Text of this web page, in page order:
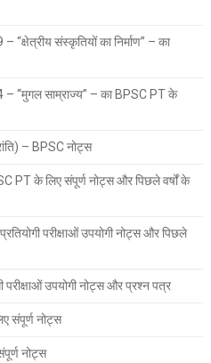
“क्षेत्रीय संस्कृतियों का निर्माण” – का
– “मुगल साम्राज्य” – का BPSC PT के
– BPSC नोट्स
PT के लिए संपूर्ण नोट्स और पिछले वर्षों के
परीक्षाओं उपयोगी नोट्स और पिछले
परीक्षाओं उपयोगी नोट्स और प्रश्न पत्र
संपूर्ण नोट्स
नोट्स